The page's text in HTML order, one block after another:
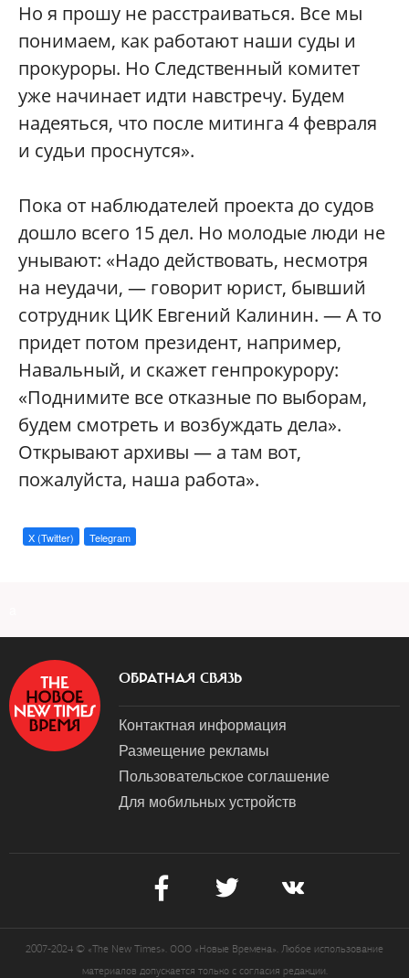
Но я прошу не расстраиваться. Все мы
понимаем, как работают наши суды и
прокуроры. Но Следственный комитет
уже начинает идти навстречу. Будем
надеяться, что после митинга 4 февраля
и судьи проснутся».
Пока от наблюдателей проекта до судов
дошло всего 15 дел. Но молодые люди не
унывают: «Надо действовать, несмотря
на неудачи, — говорит юрист, бывший
сотрудник ЦИК Евгений Калинин. — А то
придет потом президент, например,
Навальный, и скажет генпрокурору:
«Поднимите все отказные по выборам,
будем смотреть и возбуждать дела».
Открывают архивы — а там вот,
пожалуйста, наша работа».
X (Twitter) Telegram
ОБРАТНАЯ СВЯЗЬ
Контактная информация
Размещение рекламы
Пользовательское соглашение
Для мобильных устройств
2007-2024 © «The New Times». ООО «Новые Времена». Любое использование
материалов допускается только с согласия редакции.